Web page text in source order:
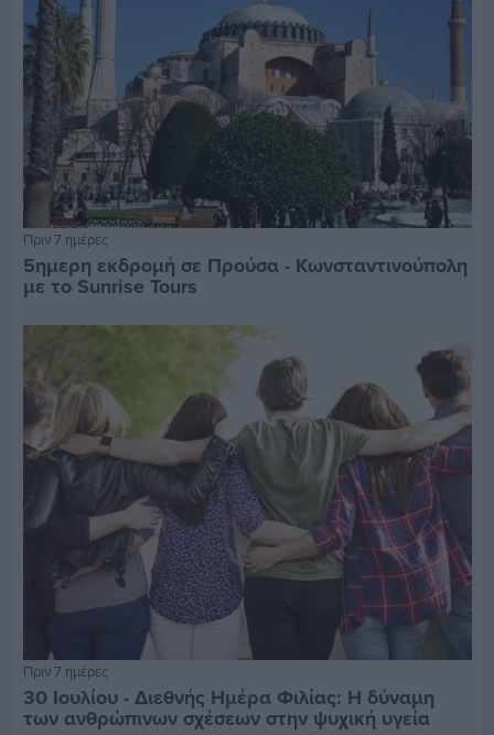
Πριν 7 ημέρες
5ημερη εκδρομή σε Προύσα - Κωνσταντινούπολη
με το Sunrise Tours
Πριν 7 ημέρες
30 Ιουλίου - Διεθνής Ημέρα Φιλίας: Η δύναμη
των ανθρώπινων σχέσεων στην ψυχική υγεία